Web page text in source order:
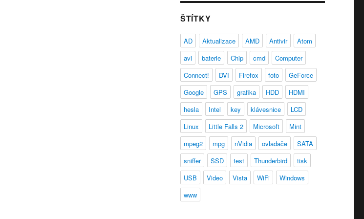
ŠTÍTKY
AD Aktualizace AMD Antivir
Atom
avi
baterie Chip cmd
Computer
Connect!
DVI Firefox foto
GeForce
Google
GPS grafika HDD
HDMI
hesla
Intel key klávesnice
LCD
Linux
Little Falls 2 Microsoft
Mint
mpeg2
mpg nVidia ovladače
SATA
sniffer
SSD test Thunderbird
tisk
USB
Video Vista WiFi
Windows
www